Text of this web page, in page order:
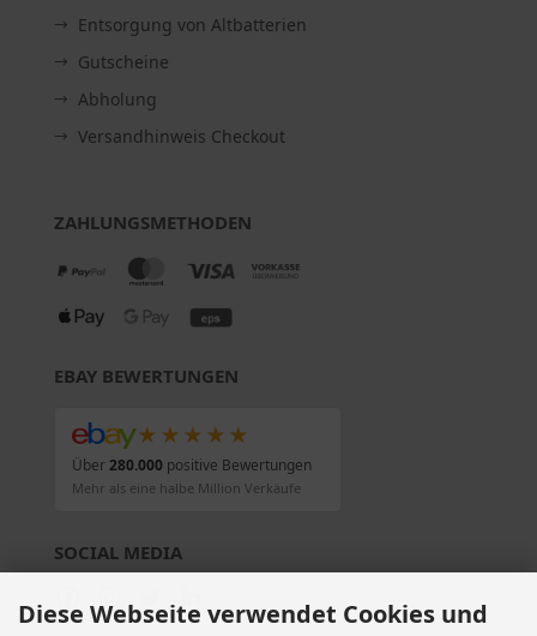
Entsorgung von Altbatterien
Gutscheine
Abholung
Versandhinweis Checkout
ZAHLUNGSMETHODEN
EBAY BEWERTUNGEN
★★★★★
Über280.000positive Bewertungen
Mehr als eine halbe Million Verkäufe
SOCIAL MEDIA
Diese Webseite verwendet Cookies und